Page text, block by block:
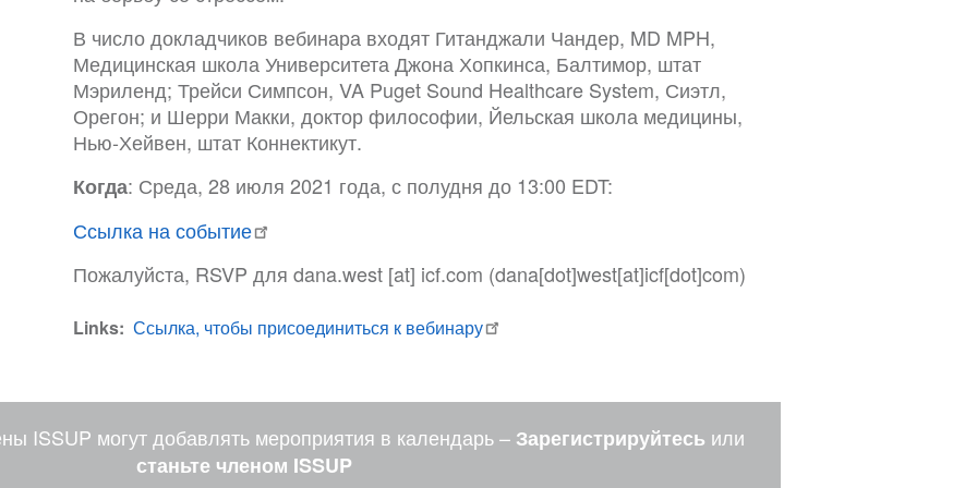
В число докладчиков вебинара входят Гитанджали Чандер, MD MPH,
Медицинская школа Университета Джона Хопкинса, Балтимор, штат
Мэриленд; Трейси Симпсон, VA Puget Sound Healthcare System, Сиэтл,
Орегон; и Шерри Макки, доктор философии, Йельская школа медицины,
Нью-Хейвен, штат Коннектикут.
Когда: Среда, 28 июля 2021 года, с полудня до 13:00 EDT:
Ссылка на событие
Пожалуйста, RSVP для dana.west[at] icf.com (dana[dot]west[at]icf[dot]com)
Links Ссылка, чтобы присоединиться к вебинару
ISSUP могут добавлять мероприятия в календарь – Зарегистрируйтесь или
станьте членом ISSUP